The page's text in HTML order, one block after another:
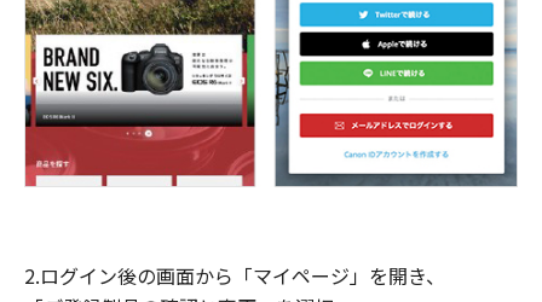
2.ログイン後の画面から「マイページ」を開き、